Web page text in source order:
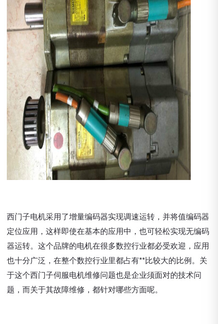
西门子电机采用了增量编码器实现调速运转，并将值编码器
定位应用，这样即使在基本的应用中，也可轻松实现无编码
器运转。这个品牌的电机在很多数控行业都必受欢迎，应用
也十分广泛，在整个数控行业里都占有**比较大的比例。关
于这个西门子伺服电机维修问题也是企业须面对的技术问
题，而关于其故障维修，都针对哪些方面呢。